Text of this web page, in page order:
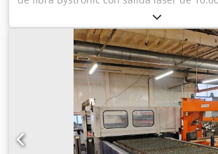
carga automática y 2 torres de
inspeccionada en funcionamiento bajo
Disponibilidad: 10/2026 Incluye: Dcedpfx
Cambio automático de boquillas (64
detección Kerfscan Control de corte
del haz láser y la boquilla Ejes lineales
técnicas completas disponibles bajo
Dimensiones de trabajo: 3000 x 1500 mm
10.000W Automatización: ByTrans Modular
Antil AWL9 2T (V1) Horas de corte: 6105h